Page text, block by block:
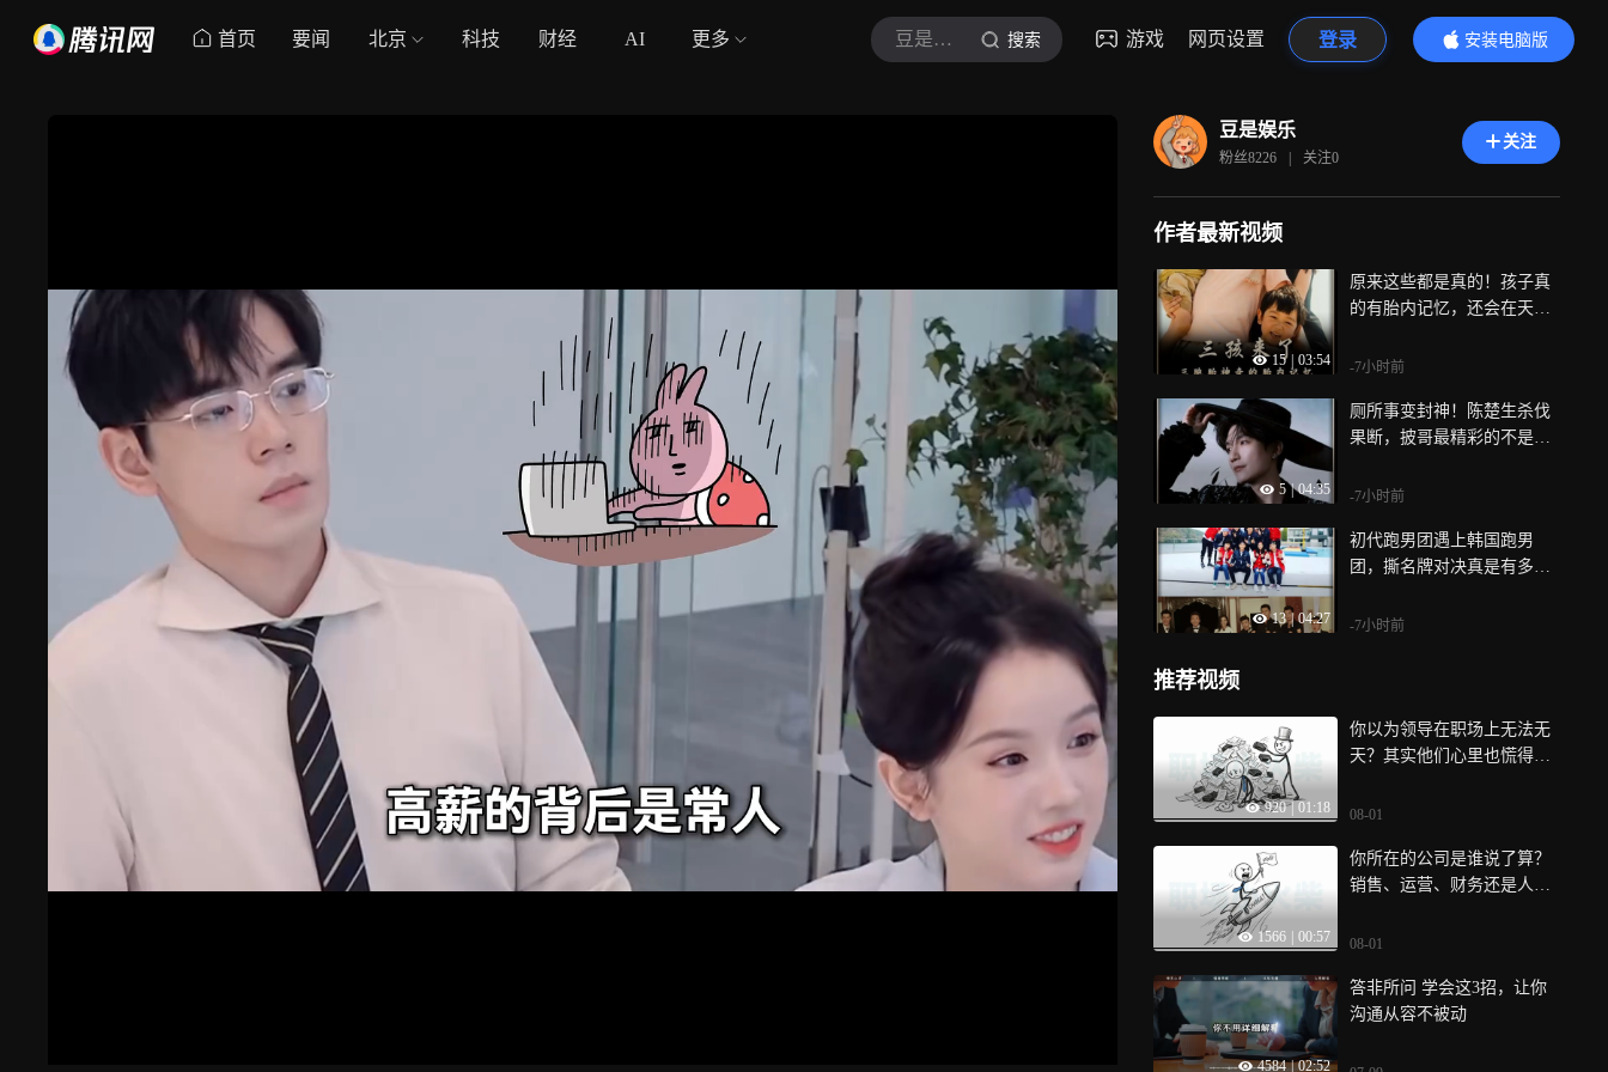
首页 要闻 北京 科技 财经 AI 更多 豆是娱乐 搜索 游戏 网页设置 登录
安装电脑版
内容更精彩
豆是娱乐
粉丝8226 | 关注0
关注
作者最新视频
15 03:54
原来这些都是真的！孩子真
的有胎内记忆，还会在天上
-7小时前
5 | 04:35
厕所事变封神！陈楚生杀伐
果断，披哥最精彩的不是舞
-7小时前
13 | 04:27
初代跑男团遇上韩国跑男
团，撕名牌对决真是有多激
-7小时前
推荐视频
920 | 01:18
你以为领导在职场上无法无
天？其实他们心里也慌得
巧，展现出你的底线和松弛
08-01
1566 00:57
你所在的公司是谁说了算？
销售、运营、财务还是人
它直接暗示了公司离倒闭还
08-01
4584 | 02:52
答非所问 学会这3招，让你
沟通从容不被动